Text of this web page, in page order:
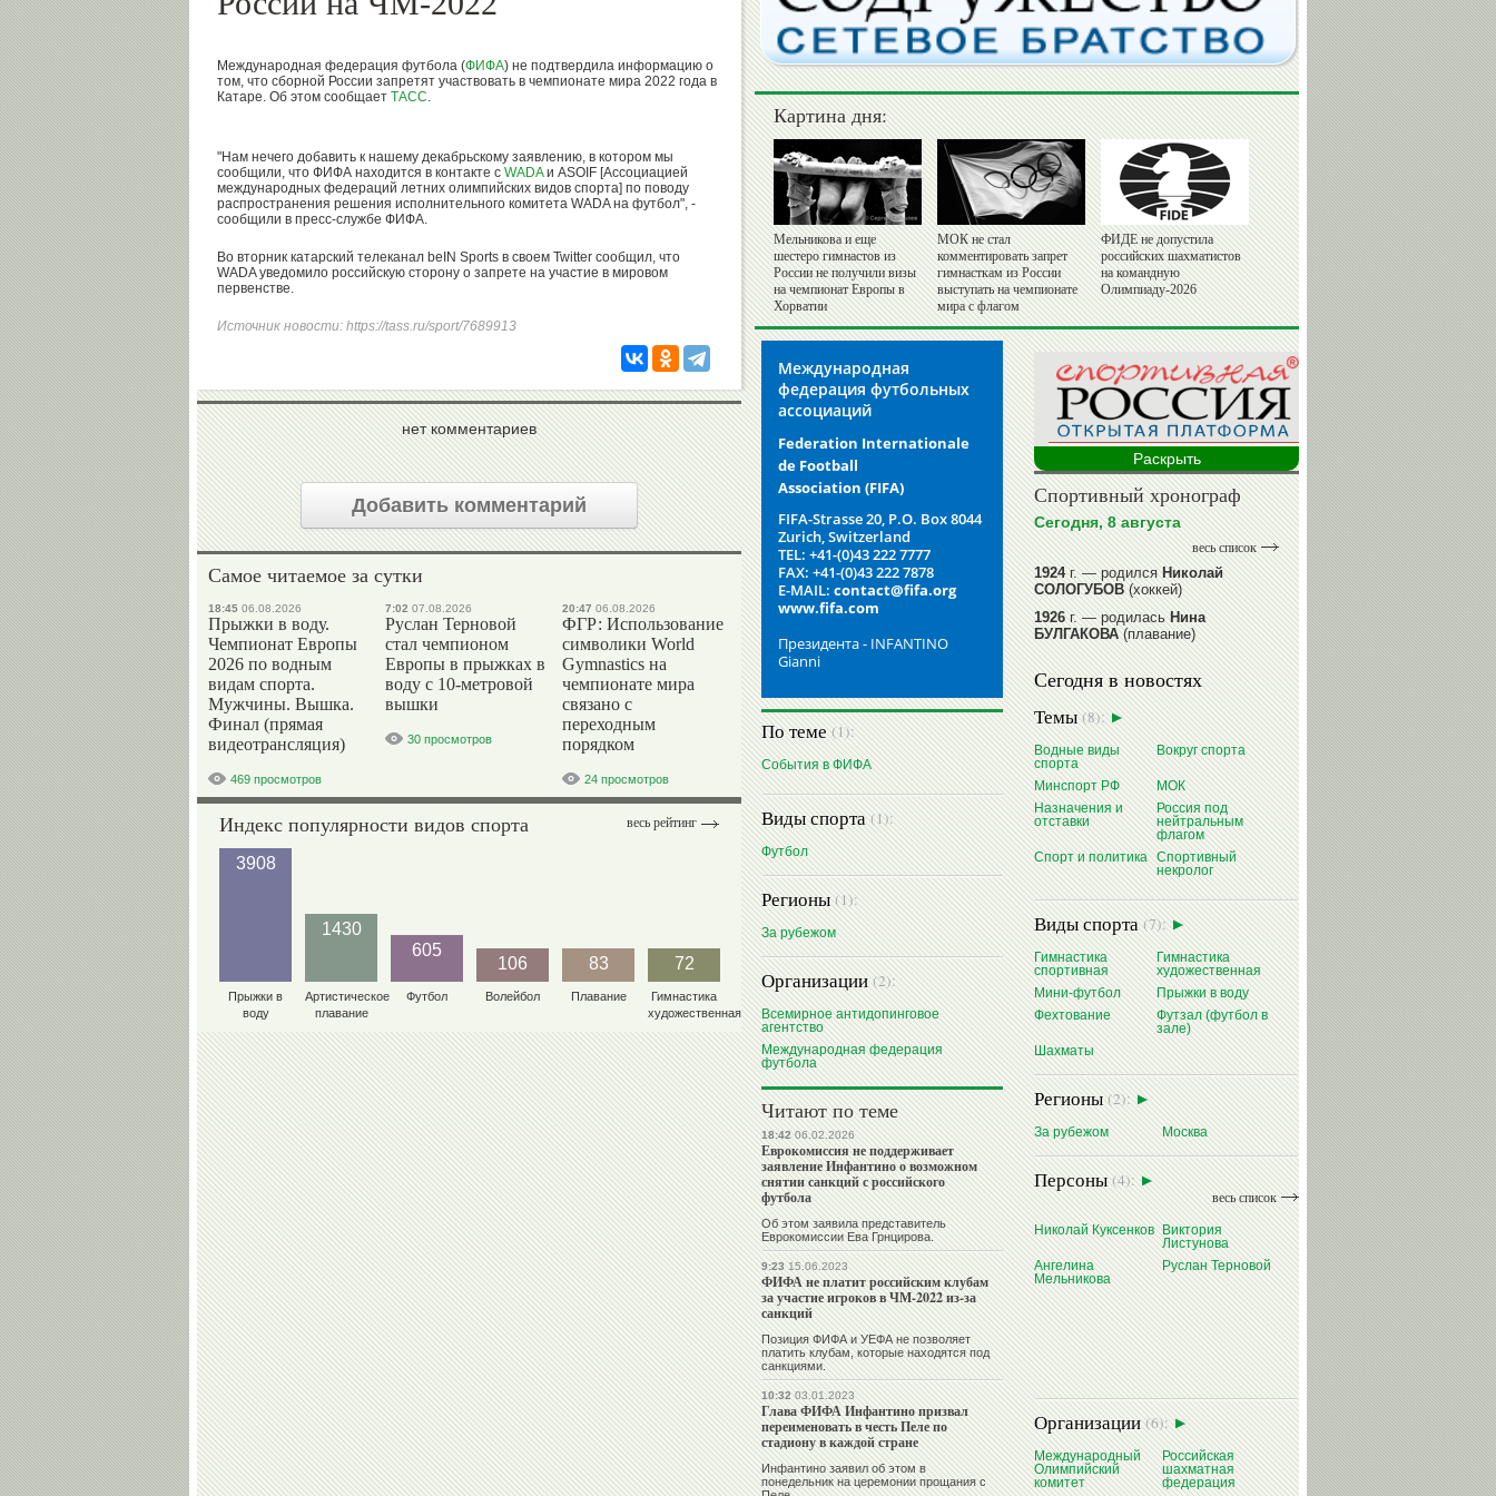
Международная федерация футбола (ФИФА) не подтвердила информацию о
том, что сборной России запретят участвовать в чемпионате мира 2022 года в
Катаре. Об этом сообщает ТАСС.
"Нам нечего добавить к нашему декабрьскому заявлению, в котором мы
сообщили, что ФИФА находится в контакте с WADAи ASOIF [Ассоциацией
международных федераций летних олимпийских видов спорта] по поводу
распространения решения исполнительного комитета WADA на футбол", -
сообщили в пресс-службе ФИФА.
Во вторник катарский телеканал beIN Sports в своем Twitter сообщил, что
WADA уведомило российскую сторону о запрете на участие в мировом
первенстве.
Источник новости: https://tass.ru/sport/7689913
нет комментариев
Добавить комментарий
Самое читаемое за сутки
18:45 06.08.2026
Прыжки в воду.
Чемпионат Европы
2026 по водным
видам спорта.
Мужчины. Вышка.
Финал (прямая
видеотрансляция)
469 просмотров
7:02 07.08.2026
Руслан Терновой
стал чемпионом
Европы в прыжках в
воду с 10-метровой
вышки
30 просмотров
20:47 06.08.2026
ФГР: Использование
символики World
Gymnastics на
чемпионате мира
связано с
переходным
порядком
24 просмотров
весь рейтинг
Индекс популярности видов спорта
3908
Прыжки в
воду
1430
Артистическое
плавание
605
Футбол
106
Волейбол
83
Плавание
72
Гимнастика
художественная
Картина дня:
Мельникова и еще
шестеро гимнастов из
России не получили визы
на чемпионат Европы в
Хорватии
МОК не стал
комментировать запрет
гимнасткам из России
выступать на чемпионате
мира с флагом
ФИДЕ не допустила
российских шахматистов
на командную
Олимпиаду-2026
Международная
федерация футбольных
ассоциаций
Federation Internationale
de Football
Association (FIFA)
FIFA-Strasse 20, P.O. Box 8044
Zurich, Switzerland
TEL: +41-(0)43 222 7777
FAX: +41-(0)43 222 7878
E-MAIL: contact@fifa.org
www.fifa.com
Президента - INFANTINO
Gianni
По теме(1):
События в ФИФА
Виды спорта(1):
Футбол
Регионы(1):
За рубежом
Организации(2):
Всемирное антидопинговое
агентство
Международная федерация
футбола
Читают по теме
18:4206.02.2026
Еврокомиссия не поддерживает
заявление Инфантино о возможном
снятии санкций с российского
футбола
Об этом заявила представитель
Еврокомиссии Ева Грнцирова.
9:2315.06.2023
ФИФА не платит российским клубам
за участие игроков в ЧМ-2022 из-за
санкций
Позиция ФИФА и УЕФА не позволяет
платить клубам, которые находятся под
санкциями.
10:3203.01.2023
Глава ФИФА Инфантино призвал
переименовать в честь Пеле по
стадиону в каждой стране
Инфантино заявил об этом в
понедельник на церемонии прощания с
Раскрыть
Спортивный хронограф
Сегодня, 8 августа
весь список
1924г. — родилсяНиколай
СОЛОГУБОВ(хоккей)
1926г. — родиласьНина
БУЛГАКОВА(плавание)
1941г. — родиласьРавиля
ПРОКОПЕНКО (САЛИМОВА)
(баскетбол)
1964г. — родилсяНиколай
ЖУРАВСКИЙ(гребля на байдарках
и каноэ)
1964г. — родилсяЮрий ХМЫЛЕВ
(хоккей)
читать далее
Сегодня в новостях
Темы(8):
Водные виды
спорта
Вокруг спорта
Минспорт РФ
МОК
Назначения и
отставки
Россия под
нейтральным
флагом
Спорт и политика Спортивный
некролог
Виды спорта(7):
Гимнастика
спортивная
Гимнастика
художественная
Мини-футбол
Прыжки в воду
Фехтование
Футзал (футбол в
зале)
Шахматы
Регионы(2):
За рубежом Москва
Персоны(4):
весь список
Николай Куксенков Виктория
Листунова
Ангелина
Мельникова
Руслан Терновой
Организации(6):
Международный
Олимпийский
комитет
Российская
шахматная
федерация